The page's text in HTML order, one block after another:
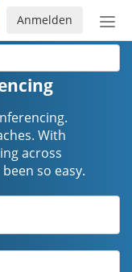
Anmelden
​​​​​​​With
across
so easy.